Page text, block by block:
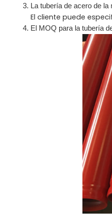
3. La tubería de acero de
El cliente puede
4. El MOQ para la tubería